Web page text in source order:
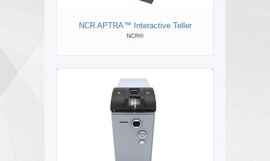
NCR APTRA™ Interactive Teller
NCR®